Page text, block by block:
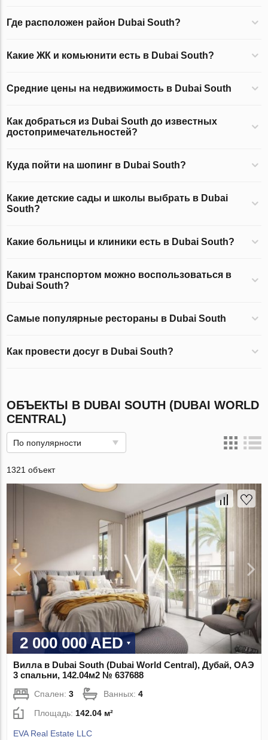
Где расположен район Dubai South?
Какие ЖК и комьюнити есть в Dubai South?
Средние цены на недвижимость в Dubai South
Как добраться из Dubai South до известных
достопримечательностей?
Куда пойти на шопинг в Dubai South?
Какие детские сады и школы выбрать в Dubai
South?
Какие больницы и клиники есть в Dubai South?
Каким транспортом можно воспользоваться в
Dubai South?
Самые популярные рестораны в Dubai South
Как провести досуг в Dubai South?
ОБЪЕКТЫ В DUBAI SOUTH (DUBAI WORLD
CENTRAL)
По популярности
1321 объект
2 000 000 AED
Вилла в Dubai South (Dubai World Central), Дубай, ОАЭ
3 спальни, 142.04м2 № 637688
Спален:3 Ванных:4
Площадь: 142.04 м²
EVA Real Estate LLC